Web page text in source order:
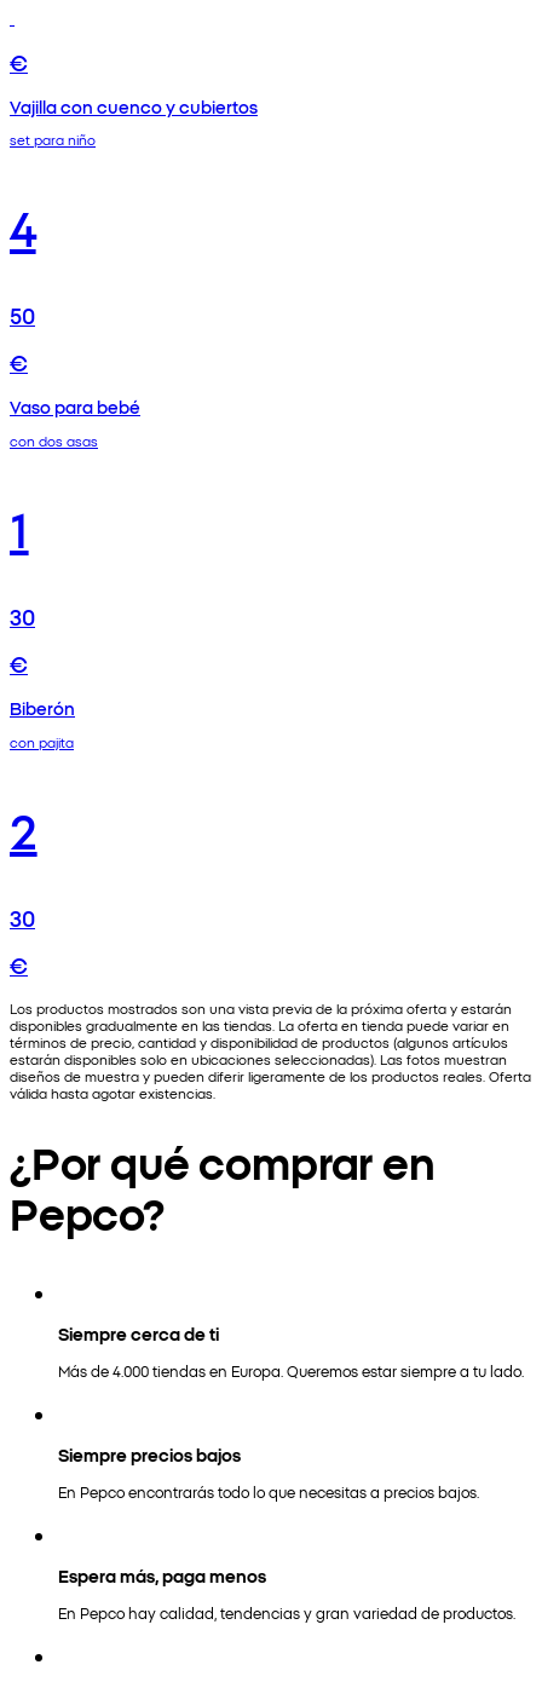
€
Vajilla con cuenco y cubiertos
set para niño
4
50
€
Vaso para bebé
con dos asas
1
30
€
Biberón
con pajita
2
30
€
Los productos mostrados son una vista previa de la próxima oferta y estarán
disponibles gradualmente en las tiendas. La oferta en tienda puede variar en
términos de precio, cantidad y disponibilidad de productos (algunos artículos
estarán disponibles solo en ubicaciones seleccionadas). Las fotos muestran
diseños de muestra y pueden diferir ligeramente de los productos reales. Oferta
válida hasta agotar existencias.
¿Por qué comprar en
Pepco?
Siempre cerca de ti
Más de 4.000 tiendas en Europa. Queremos estar siempre a tu lado.
Siempre precios bajos
En Pepco encontrarás todo lo que necesitas a precios bajos.
Espera más, paga menos
En Pepco hay calidad, tendencias y gran variedad de productos.